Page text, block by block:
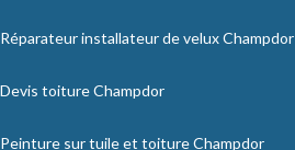
Réparateur installateur de velux Champdor
Devis toiture Champdor
Peinture sur tuile et toiture Champdor